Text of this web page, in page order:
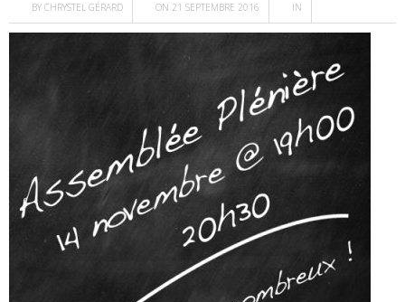
BY CHRYSTEL GÉRARD ON 21 SEPTEMBRE 2016 IN